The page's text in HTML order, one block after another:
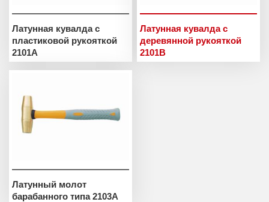
Латунная кувалда с
пластиковой рукояткой
2101A
Латунная кувалда с
деревянной рукояткой
2101B
Латунный молот
барабанного типа 2103A